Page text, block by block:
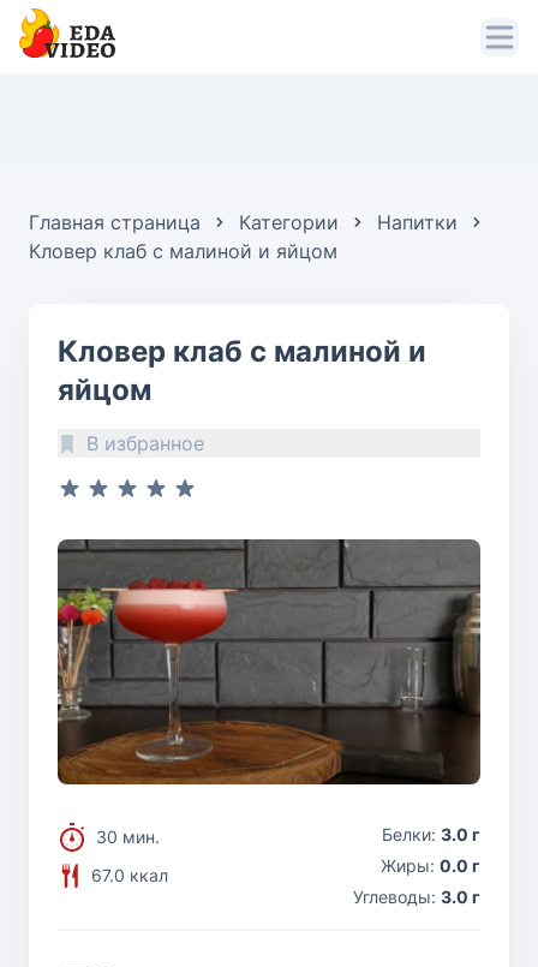
Главная страница Категории
Напитки
Кловер клаб с малиной и яйцом
Кловер клаб с малиной и
яйцом
В избранное
30 мин.
67.0 ккал
Белки: 3.0 г
Жиры: 0.0 г
Углеводы: 3.0 г